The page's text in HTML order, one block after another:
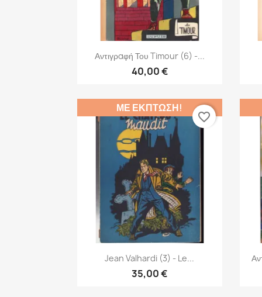
Γρήγορη προβολή
Αντιγραφή Του Timour (6) -...
40,00 €
Γρήγορη προβολή
Jean Valhardi (3) - Le...
35,00 €
ΜΕ ΈΚΠΤΩΣΗ!
favorite_border